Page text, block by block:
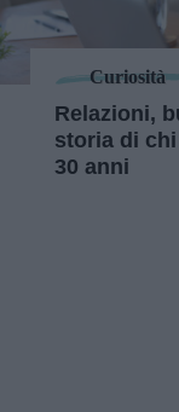
Curiosità
Relazioni,
storia di
30 anni